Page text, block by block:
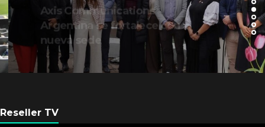
Axis Communications
Argentina se fortalece con
nueva sede
Reseller TV